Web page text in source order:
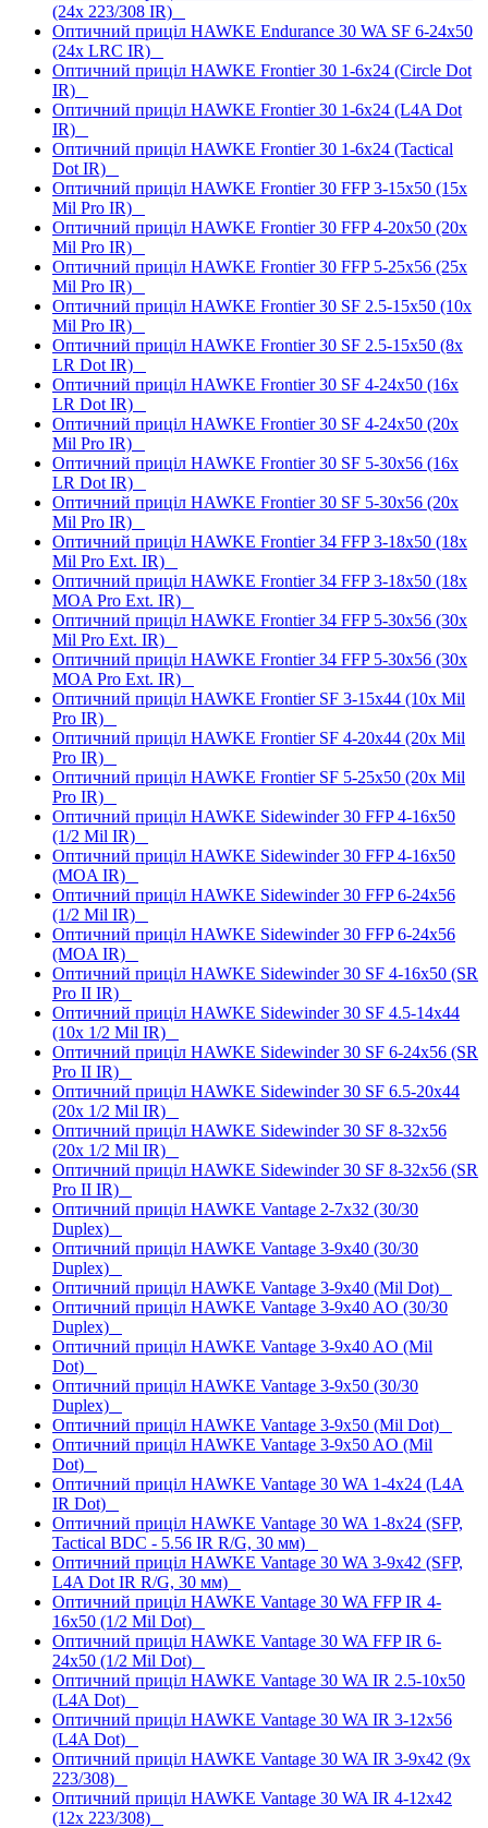
(24x 223/308 IR)
Оптичний приціл HAWKE Endurance 30 WA SF 6-24x50
(24x LRC IR)
Оптичний приціл HAWKE Frontier 30 1-6x24 (Circle Dot
IR)
Оптичний приціл HAWKE Frontier 30 1-6x24 (L4A Dot
IR)
Оптичний приціл HAWKE Frontier 30 1-6x24 (Tactical
Dot IR)
Оптичний приціл HAWKE Frontier 30 FFP 3-15x50 (15x
Mil Pro IR)
Оптичний приціл HAWKE Frontier 30 FFP 4-20x50 (20x
Mil Pro IR)
Оптичний приціл HAWKE Frontier 30 FFP 5-25x56 (25x
Mil Pro IR)
Оптичний приціл HAWKE Frontier 30 SF 2.5-15x50 (10x
Mil Pro IR)
Оптичний приціл HAWKE Frontier 30 SF 2.5-15x50 (8x
LR Dot IR)
Оптичний приціл HAWKE Frontier 30 SF 4-24x50 (16x
LR Dot IR)
Оптичний приціл HAWKE Frontier 30 SF 4-24x50 (20x
Mil Pro IR)
Оптичний приціл HAWKE Frontier 30 SF 5-30x56 (16x
LR Dot IR)
Оптичний приціл HAWKE Frontier 30 SF 5-30x56 (20x
Mil Pro IR)
Оптичний приціл HAWKE Frontier 34 FFP 3-18x50 (18x
Mil Pro Ext. IR)
Оптичний приціл HAWKE Frontier 34 FFP 3-18x50 (18x
MOA Pro Ext. IR)
Оптичний приціл HAWKE Frontier 34 FFP 5-30x56 (30x
Mil Pro Ext. IR)
Оптичний приціл HAWKE Frontier 34 FFP 5-30x56 (30x
MOA Pro Ext. IR)
Оптичний приціл HAWKE Frontier SF 3-15x44 (10x Mil
Pro IR)
Оптичний приціл HAWKE Frontier SF 4-20x44 (20x Mil
Pro IR)
Оптичний приціл HAWKE Frontier SF 5-25x50 (20x Mil
Pro IR)
Оптичний приціл HAWKE Sidewinder 30 FFP 4-16x50
(1/2 Mil IR)
Оптичний приціл HAWKE Sidewinder 30 FFP 4-16x50
(MOA IR)
Оптичний приціл HAWKE Sidewinder 30 FFP 6-24x56
(1/2 Mil IR)
Оптичний приціл HAWKE Sidewinder 30 FFP 6-24x56
(MOA IR)
Оптичний приціл HAWKE Sidewinder 30 SF 4-16x50 (SR
Pro II IR)
Оптичний приціл HAWKE Sidewinder 30 SF 4.5-14x44
(10x 1/2 Mil IR)
Оптичний приціл HAWKE Sidewinder 30 SF 6-24x56 (SR
Pro II IR)
Оптичний приціл HAWKE Sidewinder 30 SF 6.5-20x44
(20x 1/2 Mil IR)
Оптичний приціл HAWKE Sidewinder 30 SF 8-32x56
(20x 1/2 Mil IR)
Оптичний приціл HAWKE Sidewinder 30 SF 8-32x56 (SR
Pro II IR)
Оптичний приціл HAWKE Vantage 2-7x32 (30/30
Duplex)
Оптичний приціл HAWKE Vantage 3-9x40 (30/30
Duplex)
Оптичний приціл HAWKE Vantage 3-9x40 (Mil Dot)
Оптичний приціл HAWKE Vantage 3-9x40 AO (30/30
Duplex)
Оптичний приціл HAWKE Vantage 3-9x40 AO (Mil
Dot)
Оптичний приціл HAWKE Vantage 3-9x50 (30/30
Duplex)
Оптичний приціл HAWKE Vantage 3-9x50 (Mil Dot)
Оптичний приціл HAWKE Vantage 3-9x50 AO (Mil
Dot)
Оптичний приціл HAWKE Vantage 30 WA 1-4x24 (L4A
IR Dot)
Оптичний приціл HAWKE Vantage 30 WA 1-8x24 (SFP,
Tactical BDC - 5.56 IR R/G, 30 мм)
Оптичний приціл HAWKE Vantage 30 WA 3-9x42 (SFP,
L4A Dot IR R/G, 30 мм)
Оптичний приціл HAWKE Vantage 30 WA FFP IR 4-
16x50 (1/2 Mil Dot)
Оптичний приціл HAWKE Vantage 30 WA FFP IR 6-
24x50 (1/2 Mil Dot)
Оптичний приціл HAWKE Vantage 30 WA IR 2.5-10x50
(L4A Dot)
Оптичний приціл HAWKE Vantage 30 WA IR 3-12x56
(L4A Dot)
Оптичний приціл HAWKE Vantage 30 WA IR 3-9x42 (9x
223/308)
Оптичний приціл HAWKE Vantage 30 WA IR 4-12x42
(12x 223/308)